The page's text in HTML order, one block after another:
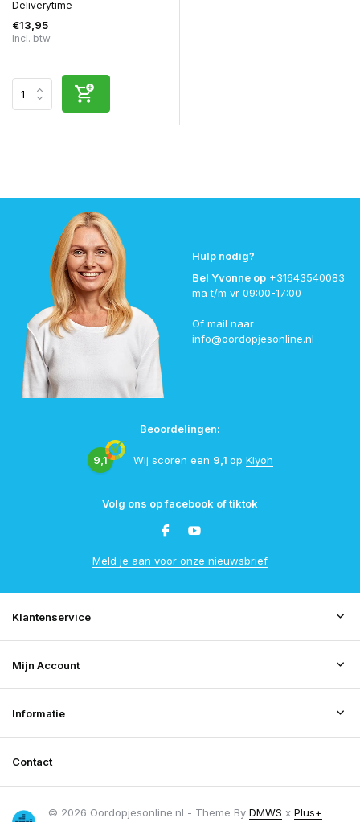
Deliverytime
€13,95
Incl. btw
Hulp nodig?
Bel Yvonne op +31643540083
ma t/m vr 09:00-17:00
Of mail naar
info@oordopjesonline.nl
Beoordelingen:
9,1 Wij scoren een 9,1 op Kiyoh
Volg ons op facebook of tiktok
Meld je aan voor onze nieuwsbrief
Klantenservice
Mijn Account
Informatie
Contact
© 2026 Oordopjesonline.nl - Theme By DMWS x Plus+